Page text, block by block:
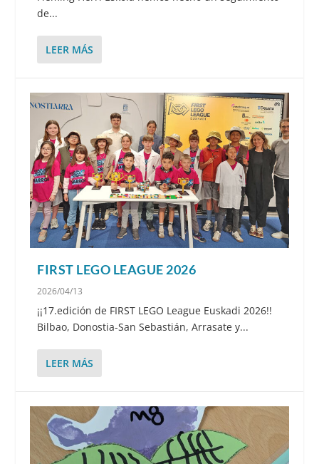
de...
LEER MÁS
FIRST LEGO LEAGUE 2026
2026/04/13
¡¡17.edición de FIRST LEGO League Euskadi 2026!!
Bilbao, Donostia-San Sebastián, Arrasate y...
LEER MÁS